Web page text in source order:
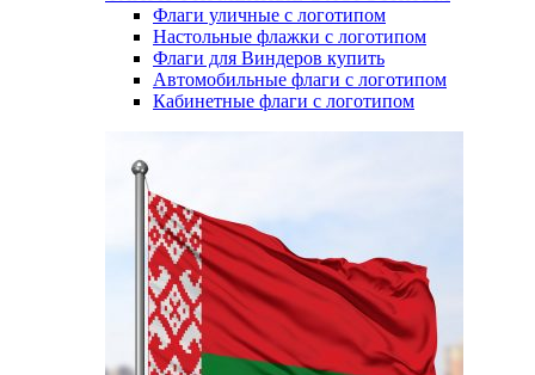
Флаги уличные с логотипом
Настольные флажки с логотипом
Флаги для Виндеров купить
Автомобильные флаги с логотипом
Кабинетные флаги с логотипом